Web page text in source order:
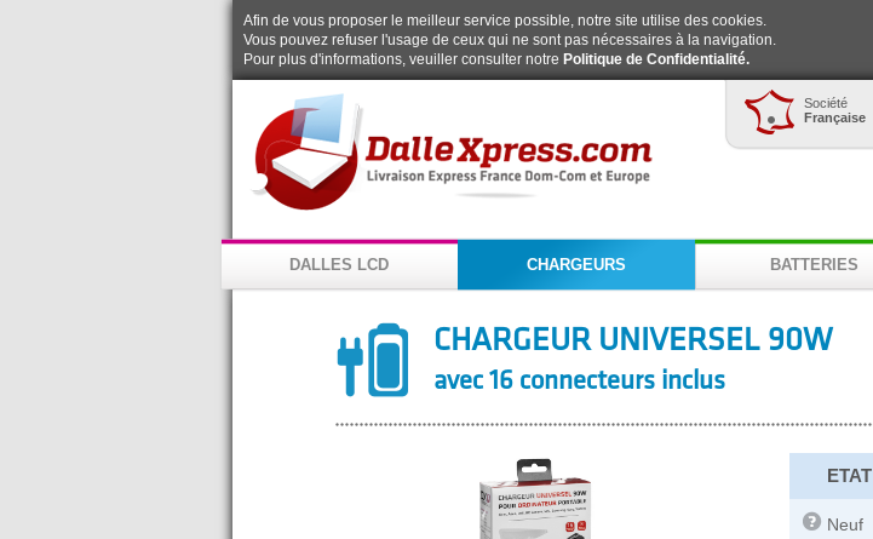
Afin de vous proposer le meilleur service possible, notre site utilise des cookies.
Vous pouvez refuser l'usage de ceux qui ne sont pas nécessaires à la navigation.
Pour plus d'informations, veuiller consulter notre Politique de Confidentialité.
Société
Française
DALLES LCD CHARGEURS BATTERIES
CHARGEUR UNIVERSEL 90W
avec 16 connecteurs inclus
ETAT
Neuf